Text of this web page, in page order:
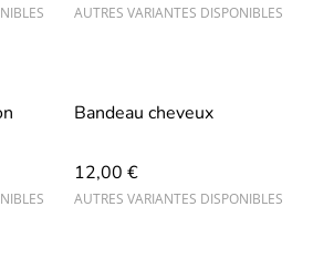
AUTRES VARIANTES DISPONIBLES
Bandeau cheveux
12,00 €
AUTRES VARIANTES DISPONIBLES